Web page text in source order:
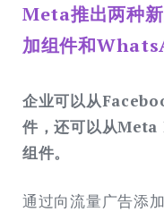
Meta推出两种
加组件和
企业可以从
件，还可以从
组件。
通过向流量广告添